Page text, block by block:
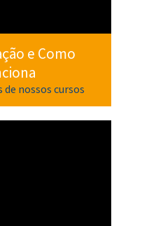
e Como
de nossos cursos